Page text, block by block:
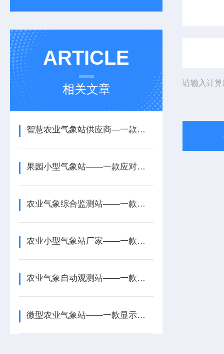
ARTICLE
相关文章
智慧农业气象站供应商—一款防止雨水侵入的生态农业气象站设备配置+派+送
果园小型气象站——一款应对恶劣天气的农村农业气象监测站2025+派+送
农业气象综合监测站——一款适配农业户外的田间气象观测站2025+派+送
农业小型气象站厂家——一款长期可靠运行的太阳能智能农业气象站2025+派+送
农业气象自动观测站——一款界面简洁直观的智慧农业气象站2026+派+送
微型农业气象站——一款显示清晰的农业大田气象站2026+派+送
请输入计